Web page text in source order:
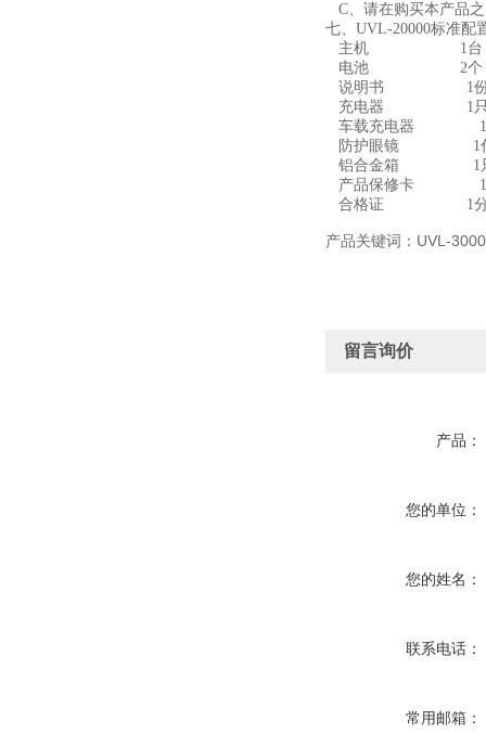
C、请在购买本产品
七、 UVL-20000标准配
主机 1台
电池 2个
说明书 1
充电器 1
车载充电器 1
防护眼镜 1
铝合金箱 1
产品保修卡 1
合格证 1
产品关键词：UVL-
留言询价
产品：
您的单位：
您的姓名：
联系电话：
常用邮箱：